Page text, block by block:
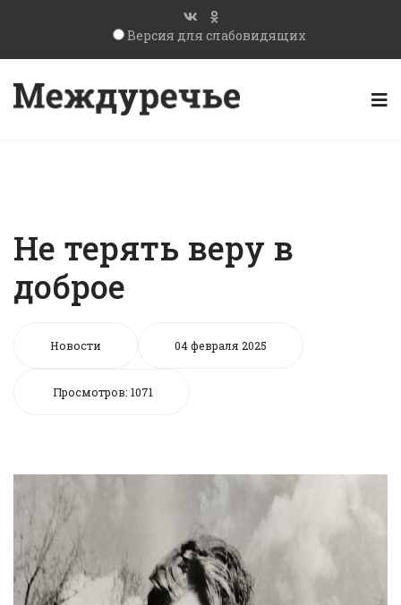
Версия для слабовидящих
Не терять веру в
доброе
Новости 04 февраля 2025
Просмотров: 1071